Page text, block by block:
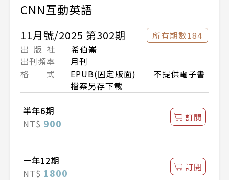
CNN互動英語
11月號/2025 第302期
所有期數184
出 版 社
希伯崙
出刊頻率
月刊
格 式
EPUB(固定版面) 不提供電子書
檔案另存下載
半年6期
NT$ 900 訂閱
一年12期
NT$ 1800 訂閱